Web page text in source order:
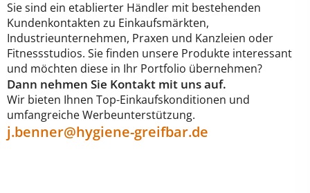
Sie sind ein etablierter Händler mit bestehenden
Kundenkontakten zu Einkaufsmärkten,
Industrieunternehmen, Praxen und Kanzleien oder
Fitnessstudios. Sie finden unsere Produkte interessant
und möchten diese in Ihr Portfolio übernehmen?
Dann nehmen Sie Kontakt mit uns auf.
Wir bieten Ihnen Top-Einkaufskonditionen und
umfangreiche Werbeunterstützung.
j.benner@hygiene-greifbar.de